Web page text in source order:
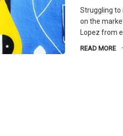
Struggling to
on the
Lopez from
READ MORE